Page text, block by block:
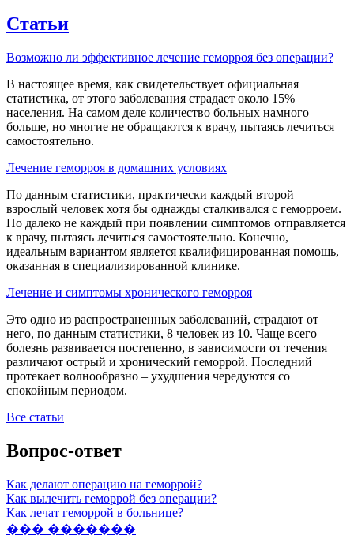
Статьи
Возможно ли эффективное лечение геморроя без операции?
В настоящее время, как свидетельствует официальная
статистика, от этого заболевания страдает около 15%
населения. На самом деле количество больных намного
больше, но многие не обращаются к врачу, пытаясь лечиться
самостоятельно.
Лечение геморроя в домашних условиях
По данным статистики, практически каждый второй
взрослый человек хотя бы однажды сталкивался с геморроем.
Но далеко не каждый при появлении симптомов отправляется
к врачу, пытаясь лечиться самостоятельно. Конечно,
идеальным вариантом является квалифицированная помощь,
оказанная в специализированной клинике.
Лечение и симптомы хронического геморроя
Это одно из распространенных заболеваний, страдают от
него, по данным статистики, 8 человек из 10. Чаще всего
болезнь развивается постепенно, в зависимости от течения
различают острый и хронический геморрой. Последний
протекает волнообразно – ухудшения чередуются со
спокойным периодом.
Все статьи
Вопрос-ответ
Как делают операцию на геморрой?
Как вылечить геморрой без операции?
Как лечат геморрой в больнице?
��� �������